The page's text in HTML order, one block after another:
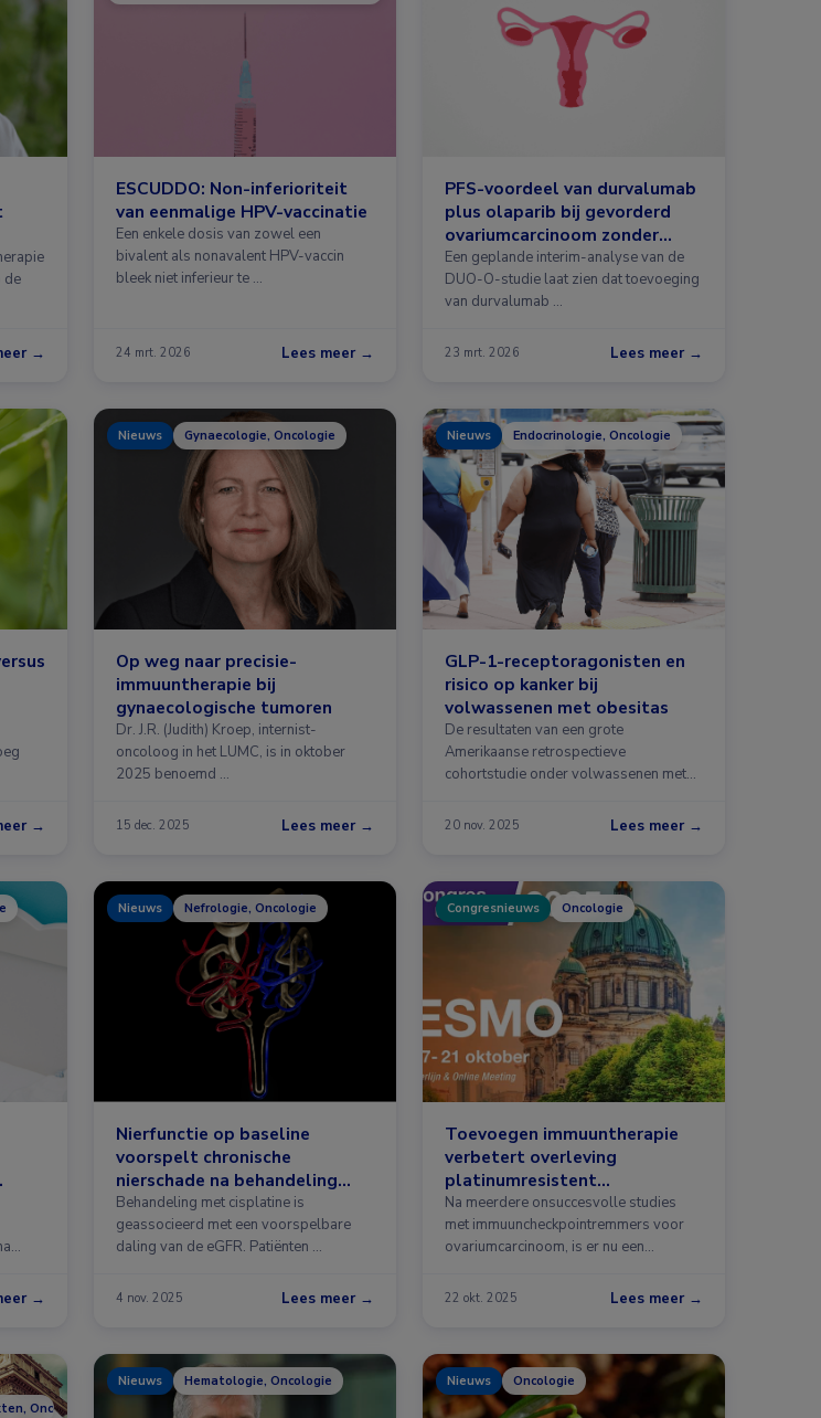
de
→
ESCUDDO: Non-inferioriteit
van eenmalige HPV-vaccinatie
Een enkele dosis van zowel een
bivalent als nonavalent HPV-vaccin
bleek niet inferieur te …
24 mrt. 2026 Lees meer →
PFS-voordeel van durvalumab
plus olaparib bij gevorderd
ovariumcarcinoom zonder
BRCA-mutatie
Een geplande interim-analyse van de
DUO-O-studie laat zien dat toevoeging
van durvalumab …
23 mrt. 2026 Lees meer →
→
Nieuws Gynaecologie, Oncologie
Op weg naar precisie-
immuuntherapie bij
gynaecologische tumoren
Dr. J.R. (Judith) Kroep, internist-
oncoloog in het LUMC, is in oktober
2025 benoemd …
15 dec. 2025 Lees meer →
Nieuws Endocrinologie, Oncologie
GLP-1-receptoragonisten en
risico op kanker bij
volwassenen met obesitas
De resultaten van een grote
Amerikaanse retrospectieve
cohortstudie onder volwassenen met
20 nov. 2025 Lees meer →
→
Nieuws Nefrologie, Oncologie
Nierfunctie op baseline
voorspelt chronische
nierschade na behandeling
met cisplatine
Behandeling met cisplatine is
geassocieerd met een voorspelbare
daling van de eGFR. Patiënten …
4 nov. 2025 Lees meer →
Congresnieuws Oncologie
Toevoegen immuuntherapie
verbetert overleving
platinumresistent
ovariumcarcinoom
Na meerdere onsuccesvolle studies
met immuuncheckpointremmers voor
ovariumcarcinoom, is er nu een
22 okt. 2025 Lees meer →
Oncologie
Nieuws Hematologie, Oncologie Nieuws Oncologie